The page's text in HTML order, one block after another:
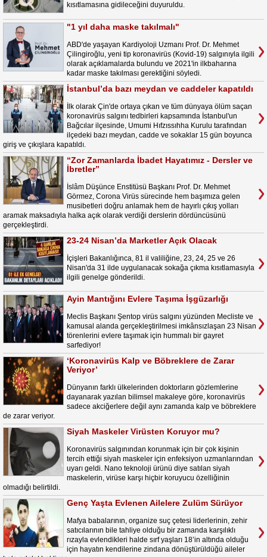
kısıtlamasına gidileceğini duyuruldu.
"1 yıl daha maske takılmalı"
ABD'de yaşayan Kardiyoloji Uzmanı Prof. Dr. Mehmet
Çilingiroğlu, yeni tip koronavirüs (Kovid-19) salgınıyla ilgili
olarak açıklamalarda bulundu ve 2021'in ilkbaharına
kadar maske takılması gerektiğini söyledi.
İstanbul’da bazı meydan ve caddeler kapatıldı
İlk olarak Çin'de ortaya çıkan ve tüm dünyaya ölüm saçan
koronavirüs salgını tedbirleri kapsamında İstanbul'un
Bağcılar ilçesinde, Umumi Hıfzıssıhha Kurulu tarafından
ilçedeki bazı meydan, cadde ve sokaklar 15 gün boyunca
giriş ve çıkışlara kapatıldı.
“Zor Zamanlarda İbadet Hayatımız - Dersler ve
İbretler”
İslâm Düşünce Enstitüsü Başkanı Prof. Dr. Mehmet
Görmez, Corona Virüs sürecinde hem başımıza gelen
musibetleri doğru anlamak hem de hayırlı çıkış yolları
aramak maksadıyla halka açık olarak verdiği derslerin dördüncüsünü
gerçekleştirdi.
23-24 Nisan’da Marketler Açık Olacak
İçişleri Bakanlığınca, 81 il valiliğine, 23, 24, 25 ve 26
Nisan'da 31 ilde uygulanacak sokağa çıkma kısıtlamasıyla
ilgili genelge gönderildi.
Ayin Mantığını Evlere Taşıma İşgüzarlığı
Meclis Başkanı Şentop virüs salgını yüzünden Mecliste ve
kamusal alanda gerçekleştirilmesi imkânsızlaşan 23 Nisan
törenlerini evlere taşımak için hummalı bir gayret
sarfediyor!
‘Koronavirüs Kalp ve Böbreklere de Zarar
Veriyor’
Dünyanın farklı ülkelerinden doktorların gözlemlerine
dayanarak yazılan bilimsel makaleye göre, koronavirüs
sadece akciğerlere değil aynı zamanda kalp ve böbreklere
de zarar veriyor.
Siyah Maskeler Virüsten Koruyor mu?
Koronavirüs salgınından korunmak için bir çok kişinin
tercih ettiği siyah maskeler için enfeksiyon uzmanlarından
uyarı geldi. Nano teknoloji ürünü diye satılan siyah
maskelerin, virüse karşı hiçbir koruyucu özelliğinin
olmadığı belirtildi.
Genç Yaşta Evlenen Ailelere Zulüm Sürüyor
Mafya babalarının, organize suç çetesi liderlerinin, zehir
satıcılarının bile tahliye olduğu bir zamanda karşılıklı
rızayla evlendikleri halde sırf yaşları 18’in altında olduğu
için hayatın kendilerine zindana dönüştürüldüğü aileler